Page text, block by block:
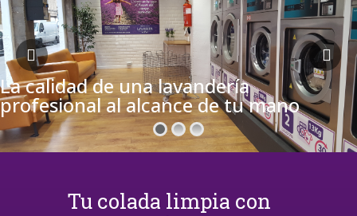
La calidad de una lavandería
profesional al alcance de tu mano
Tu colada limpia con